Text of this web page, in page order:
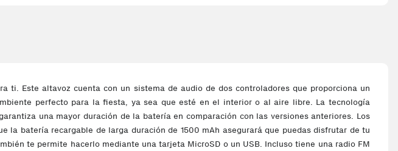
Este altavoz cuenta con un sistema de audio de dos controladores que proporciona un
perfecto para la fiesta, ya sea que esté en el interior o al aire libre. La tecnología
una mayor duración de la batería en comparación con las versiones anteriores. Los
batería recargable de larga duración de 1500 mAh asegurará que puedas disfrutar de tu
te permite hacerlo mediante una tarjeta MicroSD o un USB. Incluso tiene una radio FM